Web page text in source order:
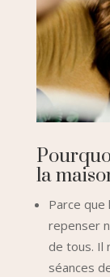
la
Parce que
repenser
de tous. Il
séances